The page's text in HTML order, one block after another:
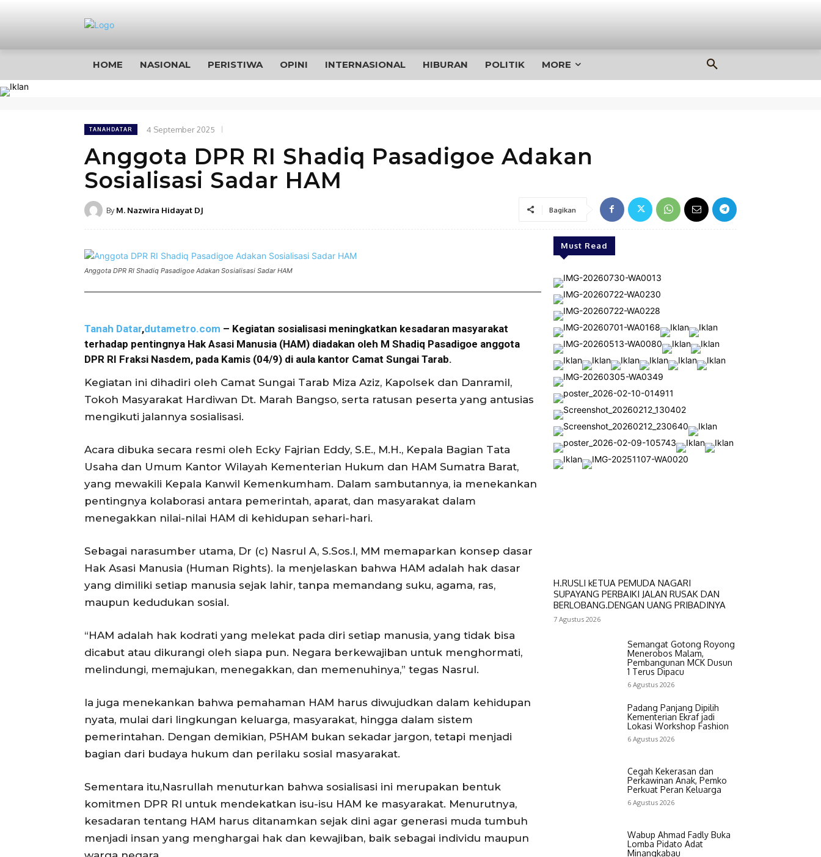
HOME NASIONAL PERISTIWA OPINI INTERNASIONAL HIBURAN POLITIK MORE
TANAHDATAR 4 September 2025
Anggota DPR RI Shadiq Pasadigoe Adakan
Sosialisasi Sadar HAM
By M. Nazwira Hidayat DJ Bagikan
Anggota DPR RI Shadiq Pasadigoe Adakan Sosialisasi Sadar HAM
Tanah Datar,dutametro.com – Kegiatan sosialisasi meningkatkan kesadaran masyarakat
terhadap pentingnya Hak Asasi Manusia (HAM) diadakan oleh M Shadiq Pasadigoe anggota
DPR RI Fraksi Nasdem, pada Kamis (04/9) di aula kantor Camat Sungai Tarab.
Kegiatan ini dihadiri oleh Camat Sungai Tarab Miza Aziz, Kapolsek dan Danramil,
Tokoh Masyarakat Hardiwan Dt. Marah Bangso, serta ratusan peserta yang antusias
mengikuti jalannya sosialisasi.
Acara dibuka secara resmi oleh Ecky Fajrian Eddy, S.E., M.H., Kepala Bagian Tata
Usaha dan Umum Kantor Wilayah Kementerian Hukum dan HAM Sumatra Barat,
yang mewakili Kepala Kanwil Kemenkumham. Dalam sambutannya, ia menekankan
pentingnya kolaborasi antara pemerintah, aparat, dan masyarakat dalam
menegakkan nilai-nilai HAM di kehidupan sehari-hari.
Sebagai narasumber utama, Dr (c) Nasrul A, S.Sos.I, MM memaparkan konsep dasar
Hak Asasi Manusia (Human Rights). Ia menjelaskan bahwa HAM adalah hak dasar
yang dimiliki setiap manusia sejak lahir, tanpa memandang suku, agama, ras,
maupun kedudukan sosial.
“HAM adalah hak kodrati yang melekat pada diri setiap manusia, yang tidak bisa
dicabut atau dikurangi oleh siapa pun. Negara berkewajiban untuk menghormati,
melindungi, memajukan, menegakkan, dan memenuhinya,” tegas Nasrul.
Ia juga menekankan bahwa pemahaman HAM harus diwujudkan dalam kehidupan
nyata, mulai dari lingkungan keluarga, masyarakat, hingga dalam sistem
pemerintahan. Dengan demikian, P5HAM bukan sekadar jargon, tetapi menjadi
bagian dari budaya hukum dan perilaku sosial masyarakat.
Sementara itu,Nasrullah menuturkan bahwa sosialisasi ini merupakan bentuk
komitmen DPR RI untuk mendekatkan isu-isu HAM ke masyarakat. Menurutnya,
kesadaran tentang HAM harus ditanamkan sejak dini agar generasi muda tumbuh
menjadi insan yang menghargai hak dan kewajiban, baik sebagai individu maupun
Must Read
H.RUSLI kETUA PEMUDA NAGARI
SUPAYANG PERBAIKI JALAN RUSAK DAN
BERLOBANG.DENGAN UANG PRIBADINYA
7 Agustus 2026
Semangat Gotong Royong
Menerobos Malam,
Pembangunan MCK Dusun
1 Terus Dipacu
6 Agustus 2026
Padang Panjang Dipilih
Kementerian Ekraf jadi
Lokasi Workshop Fashion
6 Agustus 2026
Cegah Kekerasan dan
Perkawinan Anak, Pemko
Perkuat Peran Keluarga
6 Agustus 2026
Wabup Ahmad Fadly Buka
Lomba Pidato Adat
Minangkabau